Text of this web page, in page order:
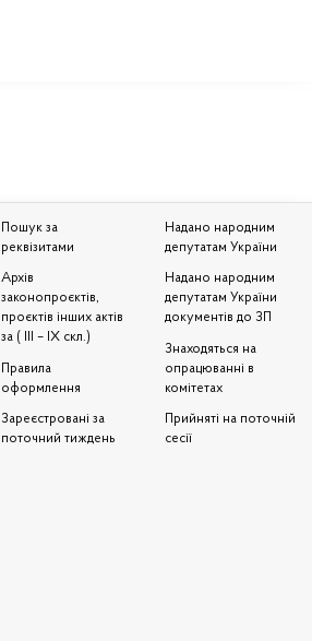
Пошук за
реквізитами
Архів
законопроєктів,
проєктів інших актів
за ( III – IX скл.)
Правила
оформлення
Зареєстровані за
поточний тиждень
Надано народним
депутатам України
Надано народним
депутатам України
документів до ЗП
Знаходяться на
опрацюванні в
комітетах
Прийняті на поточній
сесії